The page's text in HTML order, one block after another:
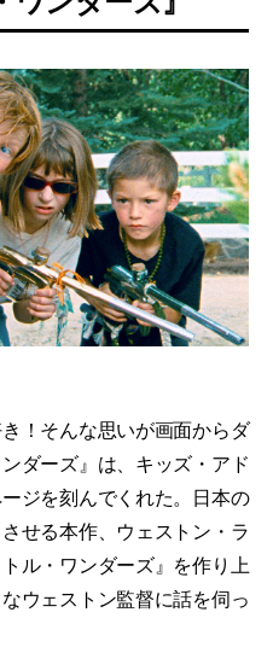
！そんな思いが画面からダ
ダーズ』は、キッズ・アド
ジを刻んでくれた。日本の
せる本作、ウェストン・ラ
ル・ワンダーズ』を作り上
ウェストン監督に話を伺っ